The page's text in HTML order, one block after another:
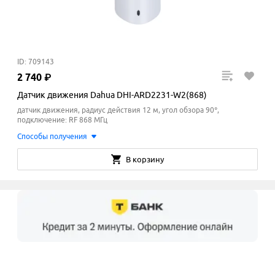
ID: 709143
2 740 ₽
Датчик движения Dahua DHI-ARD2231-W2(868)
датчик движения, радиус действия 12 м, угол обзора 90°,
подключение: RF 868 МГц
Способы получения
В корзину